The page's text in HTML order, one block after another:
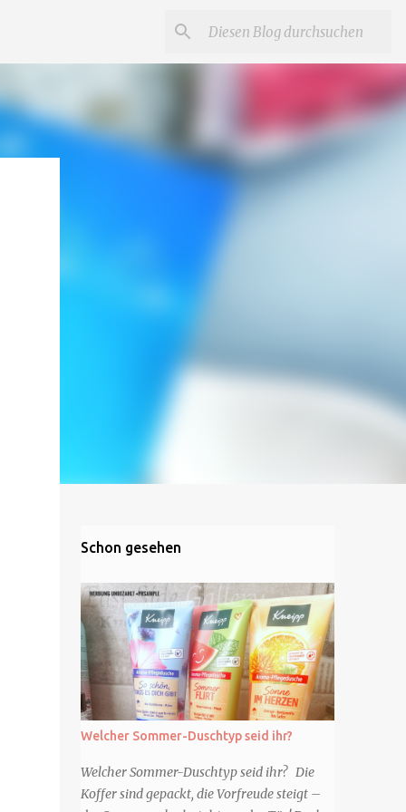
Schon gesehen
Welcher Sommer-Duschtyp seid ihr?
Welcher Sommer-Duschtyp seid ihr? Die
Koffer sind gepackt, die Vorfreude steigt –